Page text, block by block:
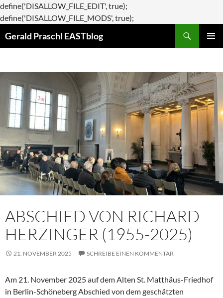
define('DISALLOW_FILE_EDIT', true);
define('DISALLOW_FILE_MODS', true);
Gerald Praschl EASTblog
ABSCHIED VON RICHARD
HERZINGER (1955-2025)
21. NOVEMBER 2025 SCHREIBE EINEN KOMMENTAR
Am 21. November 2025 auf dem Alten St. Matthäus-Friedhof
in Berlin-Schöneberg Abschied von dem geschätzten